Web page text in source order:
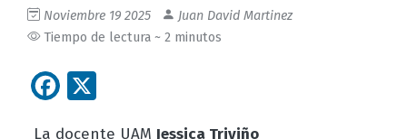
Noviembre 19 2025
Juan David Martinez
Tiempo de lectura ~ 2 minutos
Facebook
La docente UAM Jessica Triviño